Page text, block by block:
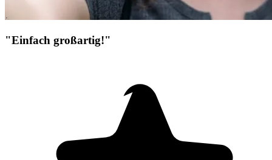
"Einfach großartig!"